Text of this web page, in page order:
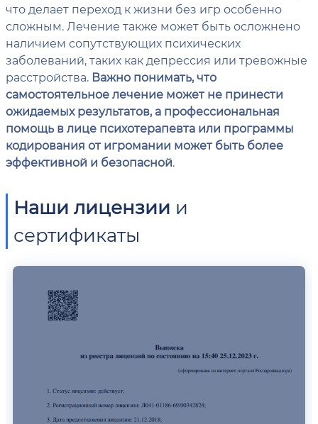
что делает переход к жизни без игр особенно
сложным. Лечение также может быть осложнено
наличием сопутствующих психических
заболеваний, таких как депрессия или тревожные
расстройства. Важно понимать, что
самостоятельное лечение может не принести
ожидаемых результатов, а профессиональная
помощь в лице психотерапевта или программы
кодирования от игромании может быть более
эффективной и безопасной.
Наши лицензии и
сертификаты